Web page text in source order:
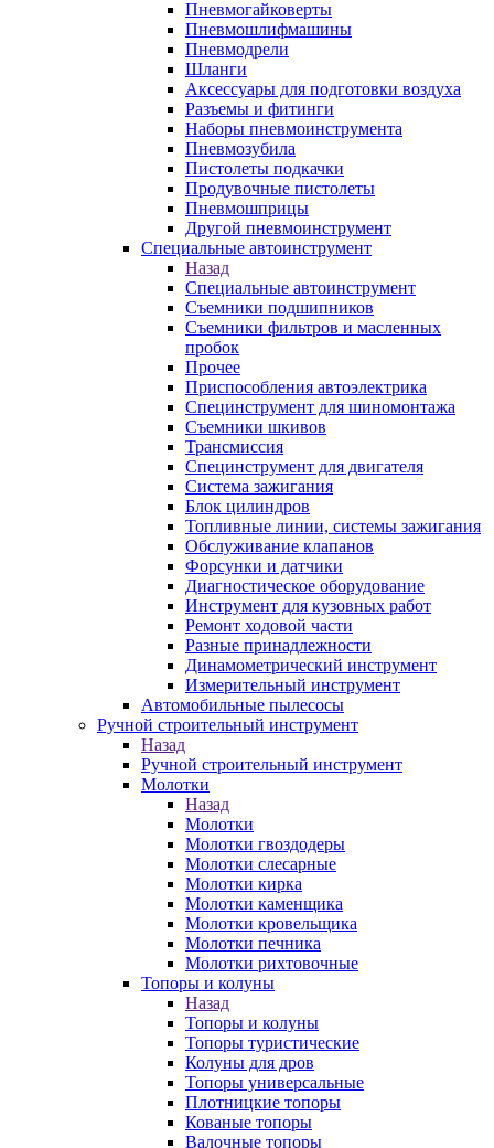
Пневмогайковерты
Пневмошлифмашины
Пневмодрели
Шланги
Аксессуары для подготовки воздуха
Разъемы и фитинги
Наборы пневмоинструмента
Пневмозубила
Пистолеты подкачки
Продувочные пистолеты
Пневмошприцы
Другой пневмоинструмент
Специальные автоинструмент
Назад
Специальные автоинструмент
Съемники подшипников
Съемники фильтров и масленных
пробок
Прочее
Приспособления автоэлектрика
Специнструмент для шиномонтажа
Съемники шкивов
Трансмиссия
Специнструмент для двигателя
Система зажигания
Блок цилиндров
Топливные линии, системы зажигания
Обслуживание клапанов
Форсунки и датчики
Диагностическое оборудование
Инструмент для кузовных работ
Ремонт ходовой части
Разные принадлежности
Динамометрический инструмент
Измерительный инструмент
Автомобильные пылесосы
Ручной строительный инструмент
Назад
Ручной строительный инструмент
Молотки
Назад
Молотки
Молотки гвоздодеры
Молотки слесарные
Молотки кирка
Молотки каменщика
Молотки кровельщика
Молотки печника
Молотки рихтовочные
Топоры и колуны
Назад
Топоры и колуны
Топоры туристические
Колуны для дров
Топоры универсальные
Плотницкие топоры
Кованые топоры
Валочные топоры